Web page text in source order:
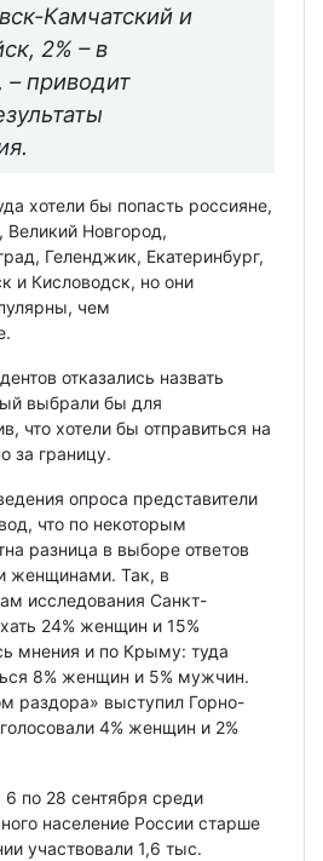
Камчатский и
2% – в
– приводит
хотели бы попасть россияне,
Великий Новгород,
Геленджик, Екатеринбург,
и Кисловодск, но они
чем
отказались назвать
выбрали бы для
что хотели бы отправиться на
за границу.
опроса представители
что по некоторым
разница в выборе ответов
женщинами. Так, в
исследования Санкт-
24% женщин и 15%
мнения и по Крыму: туда
8% женщин и 5% мужчин.
раздора» выступил Горно-
4% женщин и 2%
по 28 сентября среди
население России старше
участвовали 1,6 тыс.